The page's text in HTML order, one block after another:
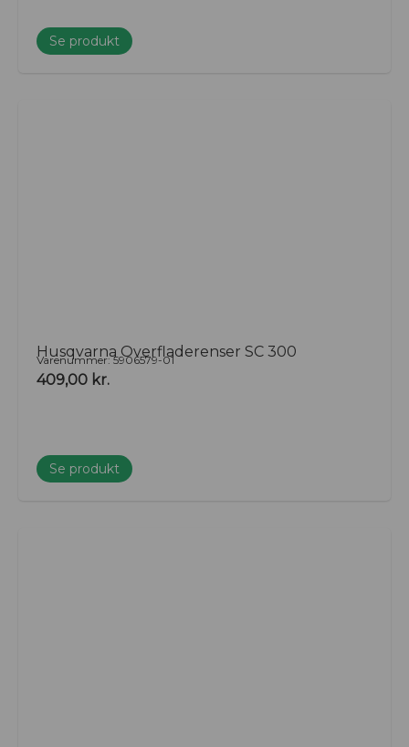
Se produkt
Husqvarna Overfladerenser SC 300
Varenummer: 5906579-01
409,00 kr.
Se produkt